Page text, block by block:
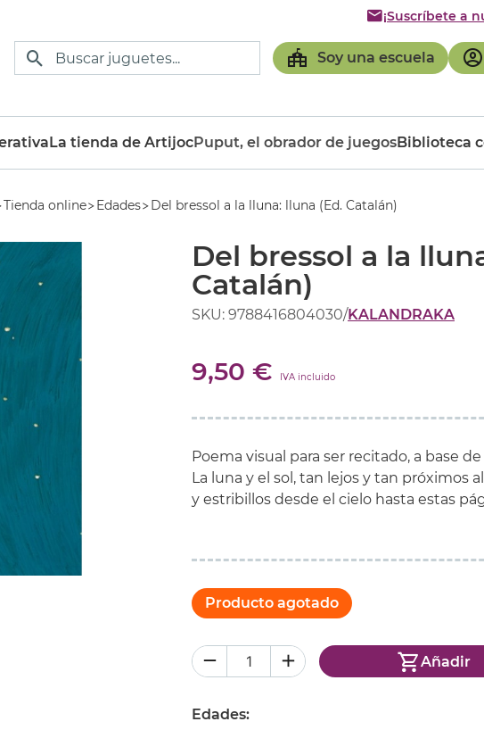
Soy una escuela
¡Suscríbete a
La tienda de ArtijocPuput, el obrador de juegosBiblioteca
Tienda online Edades Del bressol a la lluna: lluna (Ed. Catalán)
Del bressol a la
Catalán)
SKU: 9788416804030/KALANDRAKA
9,50 € IVA incluido
Poema visual para ser recitado, a base de
La luna y el sol, tan lejos y tan próximos
y estribillos desde el cielo hasta estas
Producto agotado
Añadir
Edades: